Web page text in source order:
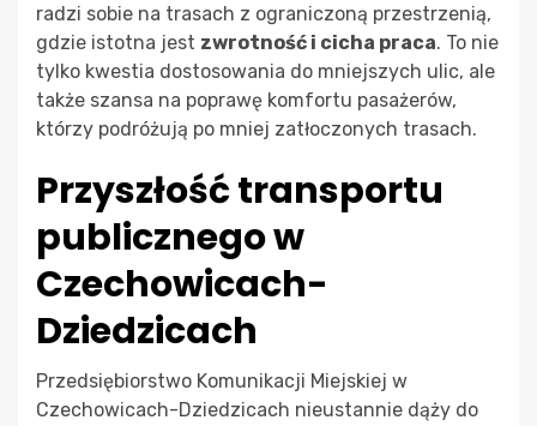
radzi sobie na trasach z ograniczoną przestrzenią,
gdzie istotna jest zwrotność i cicha praca. To nie
tylko kwestia dostosowania do mniejszych ulic, ale
także szansa na poprawę komfortu pasażerów,
którzy podróżują po mniej zatłoczonych trasach.
Przyszłość transportu
publicznego w
Czechowicach-
Dziedzicach
Przedsiębiorstwo Komunikacji Miejskiej w
Czechowicach-Dziedzicach nieustannie dąży do